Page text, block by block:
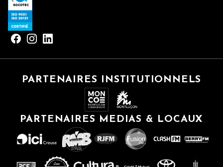
PARTENAIRES INSTITUTIONNELS
PARTENAIRES MEDIAS & LOCAUX